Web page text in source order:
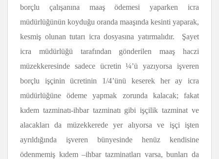
borçlu çalışanına maaş ödemesi yaparken icra
müdürlüğünün koyduğu oranda maaşında kesinti yaparak,
kesmiş olunan tutarı icra dosyasına yatırmalıdır. Şayet
icra müdürlüğü tarafından gönderilen maaş haczi
müzekkeresinde sadece ücretin ¼’ü yazıyorsa işveren
borçlu işçinin ücretinin 1/4’ünü keserek her ay icra
müdürlüğüne ödeme yapmak zorunda kalacak; fakat
kıdem tazminatı-ihbar tazminatı gibi işçilik tazminat ve
alacakları da müzekkerede yer alıyorsa ve işçi işten
ayrıldığında işveren bünyesinde henüz kendisine
ödenmemiş kıdem –ihbar tazminatları varsa, bunları da